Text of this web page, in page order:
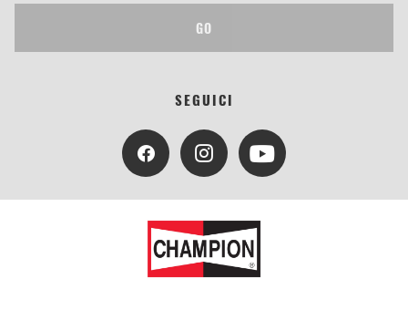
GO
SEGUICI